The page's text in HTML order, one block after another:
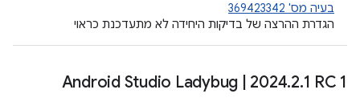
בעיה מס' 369423342
הגדרת ההרצה של בדיקות היחידה לא מתעדכנת כראוי
Android Studio Ladybug 2024.2.1 RC 1